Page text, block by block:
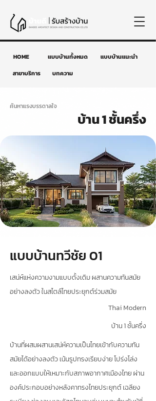
HOME แบบบ้านทั้งหมด
แบบบ้านแนะนำ
สาขาบริการ
บทความ
ค้นหาแรงบรรดาลใจ
บ้าน 1 ชั้นครึ่ง
แบบบ้านทวีชัย 01
เสน่ห์แห่งความงามแบบดั้งเดิม ผสานความทันสมัย
อย่างลงตัว ในสไตล์ไทยประยุกต์ร่วมสมัย
Thai Modern
บ้าน 1 ชั้นครึ่ง
บ้านที่ผสมผสานเสน่ห์ความเป็นไทยเข้ากับความทัน
สมัยได้อย่างลงตัว เน้นรูปทรงเรียบง่าย โปร่งโล่ง
และออกแบบให้เหมาะกับสภาพอากาศเมืองไทย ผ่าน
องค์ประกอบอย่างหลังคาทรงไทยประยุกต์ เฉลียง